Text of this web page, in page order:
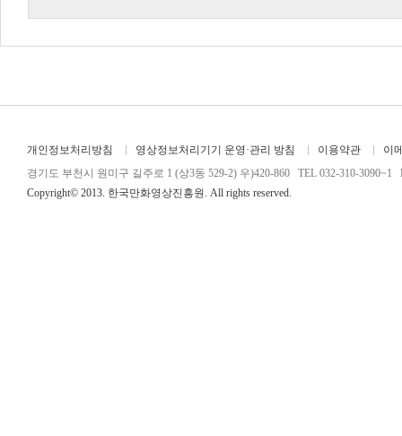
개인정보처리방침 영상정보처리기기 운영·관리 방침 이용약관
이
경기도 부천시 원미구 길주로 1 (상3동 529-2) 우)420-860 TEL 032-310-3090~1
Copyright© 2013. 한국만화영상진흥원. All rights reserved.